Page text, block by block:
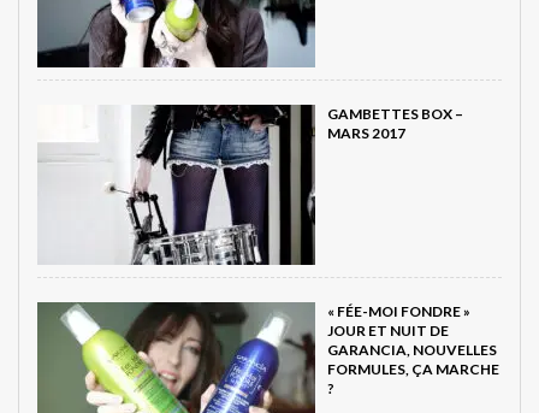
GAMBETTES BOX –
MARS 2017
« FÉE-MOI FONDRE »
JOUR ET NUIT DE
GARANCIA, NOUVELLES
FORMULES, ÇA MARCHE
?